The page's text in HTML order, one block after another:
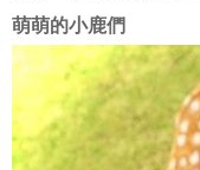
萌萌的小鹿們